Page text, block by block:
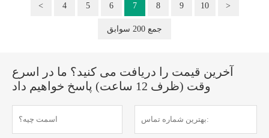
< 4 5 6 7 8 9 10 >
جمع 200 سوابق
آخرین قیمت را دریافت می کنید؟ ما در اسرع
وقت (ظرف 12 ساعت) پاسخ خواهیم داد